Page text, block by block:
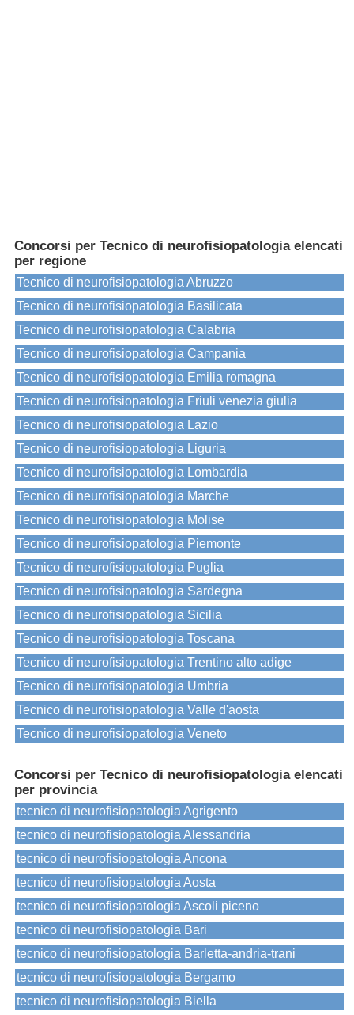
Concorsi per Tecnico di neurofisiopatologia elencati
per regione
Tecnico di neurofisiopatologia Abruzzo
Tecnico di neurofisiopatologia Basilicata
Tecnico di neurofisiopatologia Calabria
Tecnico di neurofisiopatologia Campania
Tecnico di neurofisiopatologia Emilia romagna
Tecnico di neurofisiopatologia Friuli venezia giulia
Tecnico di neurofisiopatologia Lazio
Tecnico di neurofisiopatologia Liguria
Tecnico di neurofisiopatologia Lombardia
Tecnico di neurofisiopatologia Marche
Tecnico di neurofisiopatologia Molise
Tecnico di neurofisiopatologia Piemonte
Tecnico di neurofisiopatologia Puglia
Tecnico di neurofisiopatologia Sardegna
Tecnico di neurofisiopatologia Sicilia
Tecnico di neurofisiopatologia Toscana
Tecnico di neurofisiopatologia Trentino alto adige
Tecnico di neurofisiopatologia Umbria
Tecnico di neurofisiopatologia Valle d'aosta
Tecnico di neurofisiopatologia Veneto
Concorsi per Tecnico di neurofisiopatologia elencati
per provincia
tecnico di neurofisiopatologia Agrigento
tecnico di neurofisiopatologia Alessandria
tecnico di neurofisiopatologia Ancona
tecnico di neurofisiopatologia Aosta
tecnico di neurofisiopatologia Ascoli piceno
tecnico di neurofisiopatologia Bari
tecnico di neurofisiopatologia Barletta-andria-trani
tecnico di neurofisiopatologia Bergamo
tecnico di neurofisiopatologia Biella